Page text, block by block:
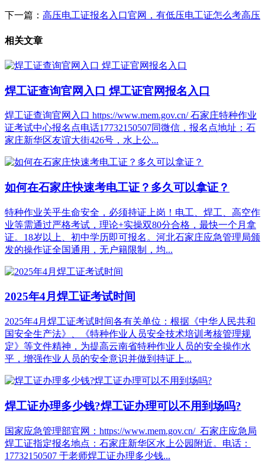
下一篇： 高压电工证报名入口官网，有低压电工证怎么考高压
相关文章
焊工证查询官网入口 焊工证官网报名入口
焊工证查询官网入口 https://www.mem.gov.cn/ 石家庄特种作业
证考试中心报名点电话17732150507同微信，报名点地址：石
家庄新华区友谊大街426号，水上公...
如何在石家庄快速考电工证？多久可以拿证？
特种作业关乎生命安全，必须持证上岗！电工、焊工、高空作
业等需通过严格考试，理论+实操双80分合格，最快一个月拿
证。18岁以上、初中学历即可报名。河北石家庄应急管理局颁
发的操作证全国通用，无户籍限制，均...
2025年4月焊工证考试时间
2025年4月焊工证考试时间各有关单位：根据《中华人民共和
国安全生产法》、《特种作业人员安全技术培训考核管理规
定》等文件精神，为提高云南省特种作业人员的安全操作水
平，增强作业人员的安全意识并做到持证上...
焊工证办理多少钱?焊工证办理可以不用到场吗?
国家应急管理部官网：https://www.mem.gov.cn/ 石家庄应急局
焊工证指定报名地点：石家庄新华区水上公园附近。电话：
17732150507 于老师焊工证办理多少钱...